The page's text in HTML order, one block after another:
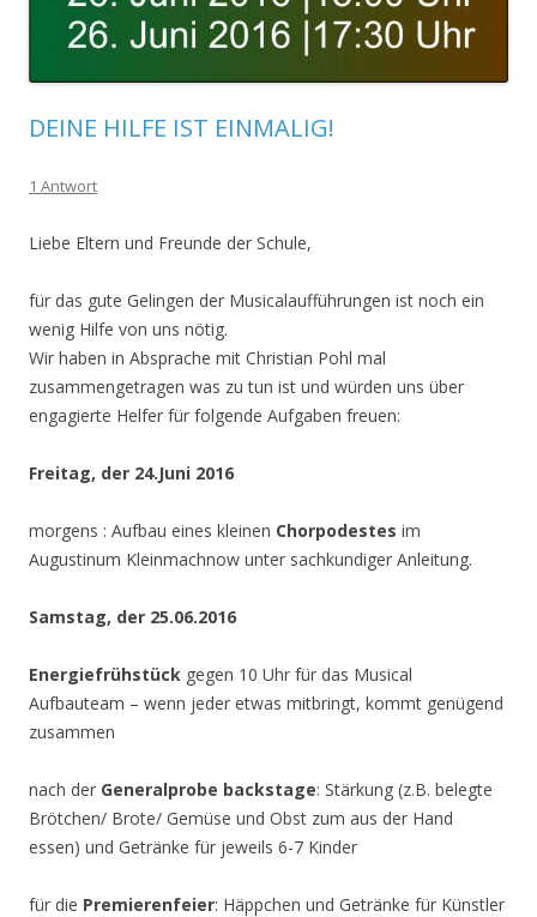
DEINE HILFE IST EINMALIG!
1 Antwort
Liebe Eltern und Freunde der Schule,
für das gute Gelingen der Musicalaufführungen ist noch ein
wenig Hilfe von uns nötig.
Wir haben in Absprache mit Christian Pohl mal
zusammengetragen was zu tun ist und würden uns über
engagierte Helfer für folgende Aufgaben freuen:
Freitag, der 24.Juni 2016
morgens : Aufbau eines kleinen Chorpodestes im
Augustinum Kleinmachnow unter sachkundiger Anleitung.
Samstag, der 25.06.2016
Energiefrühstück gegen 10 Uhr für das Musical
Aufbauteam – wenn jeder etwas mitbringt, kommt genügend
zusammen
nach der Generalprobe backstage: Stärkung (z.B. belegte
Brötchen/ Brote/ Gemüse und Obst zum aus der Hand
essen) und Getränke für jeweils 6-7 Kinder
für die Premierenfeier: Häppchen und Getränke für Künstler